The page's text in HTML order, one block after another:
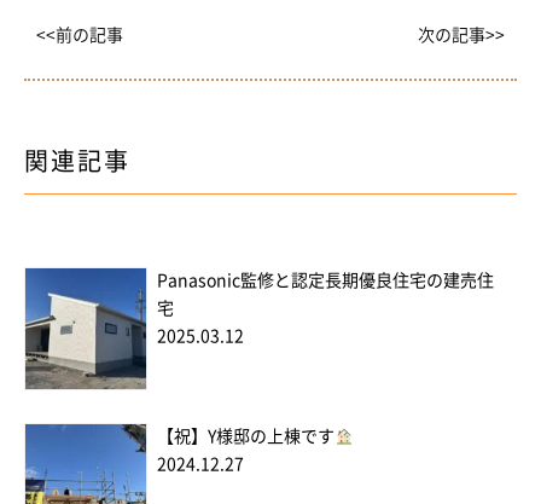
<<前の記事 次の記事>>
関連記事
Panasonic監修と認定長期優良住宅の建売住
宅
2025.03.12
【祝】Y様邸の上棟です
2024.12.27